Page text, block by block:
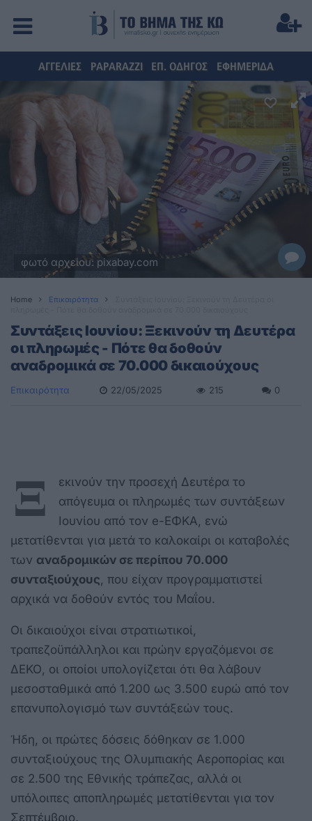
ΑΓΓΕΛΙΕΣ PAPARAZZI ΕΠ. ΟΔΗΓΟΣ ΕΦΗΜΕΡΙΔΑ
φωτό αρχείου: pixabay.com
Home Επικαιρότητα
Συντάξεις Ιουνίου: Ξεκινούν τη Δευτέρα
οι πληρωμές - Πότε θα δοθούν
αναδρομικά σε 70.000 δικαιούχους
Επικαιρότητα 22/05/2025 215 0
Ξ
εκινούν την προσεχή Δευτέρα το
απόγευμα οι πληρωμές των συντάξεων
Ιουνίου από τον e-ΕΦΚΑ, ενώ
μετατίθενται για μετά το καλοκαίρι οι καταβολές
των αναδρομικών σε περίπου 70.000
συνταξιούχους , που είχαν προγραμματιστεί
αρχικά να δοθούν εντός του Μαΐου.
Οι δικαιούχοι είναι στρατιωτικοί,
τραπεζοϋπάλληλοι και πρώην εργαζόμενοι σε
ΔΕΚΟ, οι οποίοι υπολογίζεται ότι θα λάβουν
μεσοσταθμικά από 1.200 ως 3.500 ευρώ από τον
επανυπολογισμό των συντάξεών τους.
Ήδη, οι πρώτες δόσεις δόθηκαν σε 1.000
συνταξιούχους της Ολυμπιακής Αεροπορίας και
σε 2.500 της Εθνικής τράπεζας, αλλά οι
υπόλοιπες αποπληρωμές μετατίθενται για τον
Σεπτέμβριο.